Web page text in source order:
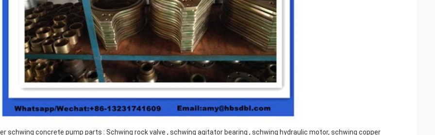
schwing concrete pump parts : Schwing rock valve , schwing agitator bearing , schwing hydraulic motor, schwing copper